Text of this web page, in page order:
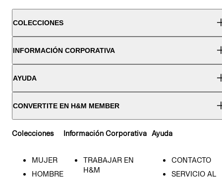
COLECCIONES
INFORMACIÓN CORPORATIVA
AYUDA
CONVERTITE EN H&M MEMBER
Colecciones
MUJER
HOMBRE
Información Corporativa
TRABAJAR EN
H&M
Ayuda
CONTACTO
SERVICIO AL